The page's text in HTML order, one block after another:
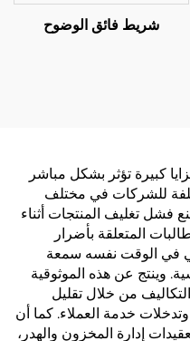
شريط فائق الوضوح
كبيرة تؤثر بشكل مباشر
للشركات في مختلف
فشل تغليف المنتجات أثناء
المتعلقة بأضرار
في الوقت نفسه سمعة
وينتج عن هذه الموثوقية
من خلال تقليل
خدمة العملاء. كما أن
إدارة المخزون والهدر،